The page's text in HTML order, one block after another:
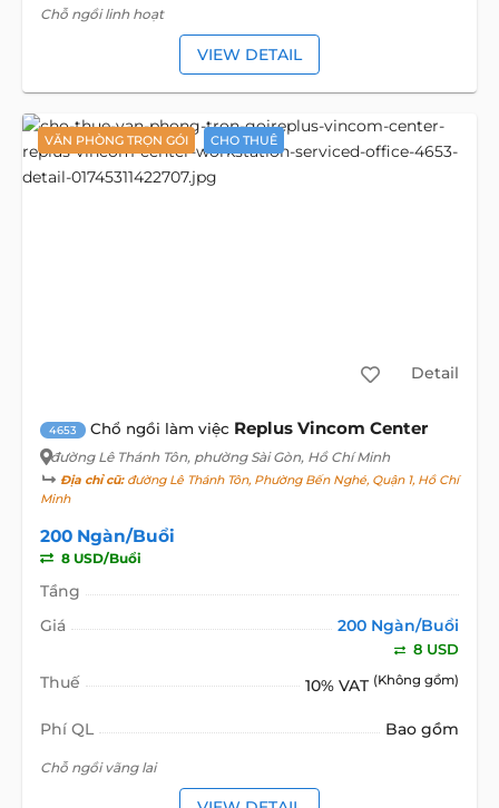
Chỗ ngồi linh hoạt
VIEW DETAIL
VĂN PHÒNG TRỌN GÓI CHO THUÊ
Detail
4653 Chổ ngồi làm việc Replus Vincom Center
đường Lê Thánh Tôn, phường Sài Gòn, Hồ Chí Minh
Địa chỉ cũ:đường Lê Thánh Tôn, Phường Bến Nghé, Quận 1, Hồ Chí
Minh
200 Ngàn/Buổi
8 USD/Buổi
Tầng
Giá
200 Ngàn/Buổi
8 USD
Thuế 10% VAT (Không gồm)
Phí QL Bao gồm
Chỗ ngồi vãng lai